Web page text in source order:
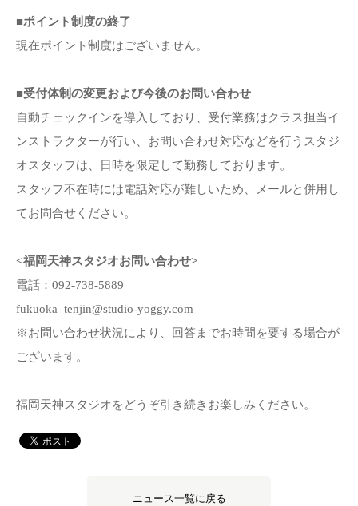
■ポイント制度の終了
現在ポイント制度はございません。
■受付体制の変更および今後のお問い合わせ
自動チェックインを導入しており、受付業務はクラス担当イ
ンストラクターが行い、お問い合わせ対応などを行うスタジ
オスタッフは、日時を限定して勤務しております。
スタッフ不在時には電話対応が難しいため、メールと併用し
てお問合せください。
<福岡天神スタジオお問い合わせ>
電話：092-738-5889
fukuoka_tenjin@studio-yoggy.com
※お問い合わせ状況により、回答までお時間を要する場合が
ございます。
福岡天神スタジオをどうぞ引き続きお楽しみください。
ニュース一覧に戻る